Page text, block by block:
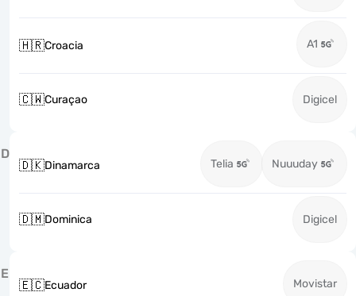
🇭🇷Croacia A1
🇨🇼Curaçao Digicel
D
🇩🇰Dinamarca Telia Nuuuday
🇩🇲Dominica Digicel
E
🇪🇨Ecuador Movistar